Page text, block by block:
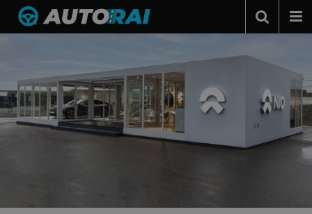
Podcast
Autotests
Automerken
MotorRAI.nl